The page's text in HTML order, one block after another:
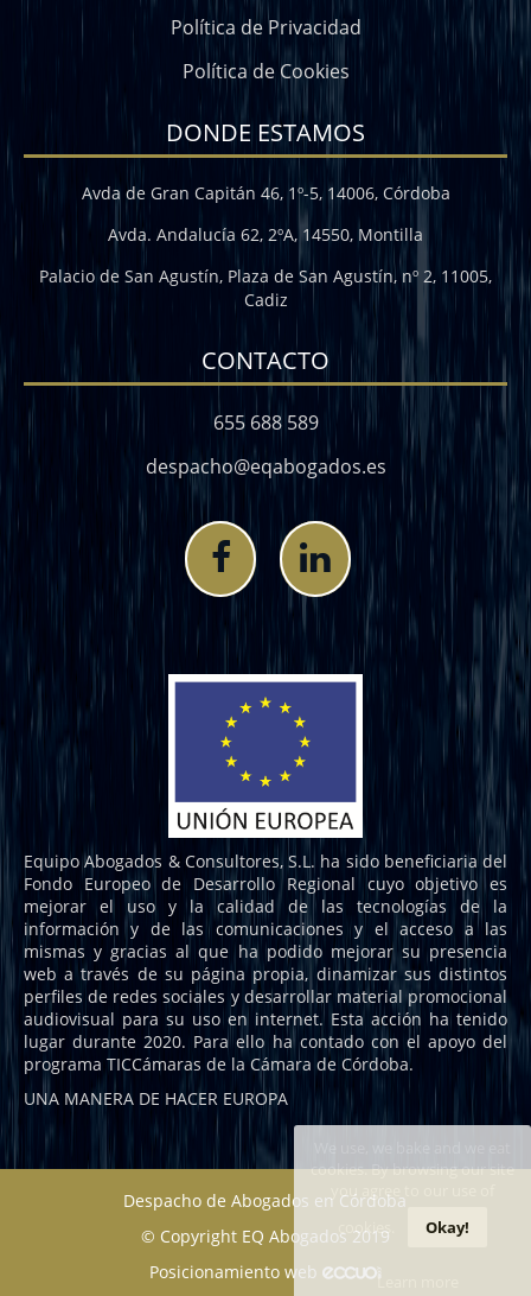
cookies. By browsing our site
you agree to our use of
cookies.
Okay!
Learn more
Política de Privacidad
Política de Cookies
DONDE ESTAMOS
Avda de Gran Capitán 46, 1º-5, 14006, Córdoba
Avda. Andalucía 62, 2ºA, 14550, Montilla
Palacio de San Agustín, Plaza de San Agustín, nº 2, 11005,
Cadiz
CONTACTO
655 688 589
despacho@eqabogados.es
Equipo Abogados & Consultores, S.L. ha sido beneficiaria del
Fondo Europeo de Desarrollo Regional cuyo objetivo es
mejorar el uso y la calidad de las tecnologías de la
información y de las comunicaciones y el acceso a las
mismas y gracias al que ha podido mejorar su presencia
web a través de su página propia, dinamizar sus distintos
perfiles de redes sociales y desarrollar material promocional
audiovisual para su uso en internet. Esta acción ha tenido
lugar durante 2020. Para ello ha contado con el apoyo del
programa TICCámaras de la Cámara de Córdoba.
UNA MANERA DE HACER EUROPA
Despacho de Abogados en Córdoba
© Copyright EQ Abogados 2019
Posicionamiento web